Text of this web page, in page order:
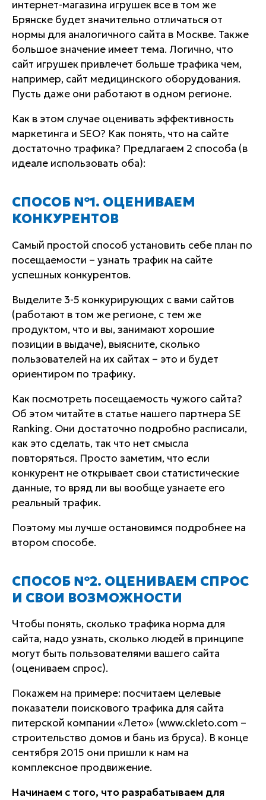
интернет-магазина игрушек все в том же
Брянске будет значительно отличаться от
нормы для аналогичного сайта в Москве. Также
большое значение имеет тема. Логично, что
сайт игрушек привлечет больше трафика чем,
например, сайт медицинского оборудования.
Пусть даже они работают в одном регионе.
Как в этом случае оценивать эффективность
маркетинга и SEO? Как понять, что на сайте
достаточно трафика? Предлагаем 2 способа (в
идеале использовать оба):
СПОСОБ №1. ОЦЕНИВАЕМ
КОНКУРЕНТОВ
Самый простой способ установить себе план по
посещаемости – узнать трафик на сайте
успешных конкурентов.
Выделите 3-5 конкурирующих с вами сайтов
(работают в том же регионе, с тем же
продуктом, что и вы, занимают хорошие
позиции в выдаче), выясните, сколько
пользователей на их сайтах – это и будет
ориентиром по трафику.
Как посмотреть посещаемость чужого сайта?
Об этом читайте в статье нашего партнера SE
Ranking. Они достаточно подробно расписали,
как это сделать, так что нет смысла
повторяться. Просто заметим, что если
конкурент не открывает свои статистические
данные, то вряд ли вы вообще узнаете его
реальный трафик.
Поэтому мы лучше остановимся подробнее на
втором способе.
СПОСОБ №2. ОЦЕНИВАЕМ СПРОС
И СВОИ ВОЗМОЖНОСТИ
Чтобы понять, сколько трафика норма для
сайта, надо узнать, сколько людей в принципе
могут быть пользователями вашего сайта
(оцениваем спрос).
Покажем на примере: посчитаем целевые
показатели поискового трафика для сайта
питерской компании «Лето» (www.ckleto.com –
строительство домов и бань из бруса). В конце
сентября 2015 они пришли к нам на
комплексное продвижение.
Начинаем с того, что разрабатываем для